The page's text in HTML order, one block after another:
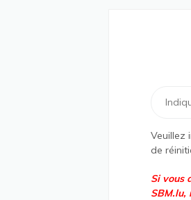
Veuillez
de
Si vous
SBM.lu,